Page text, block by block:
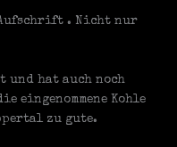
Aufschrift . Nicht nur
hat auch noch
eingenommene Kohle
zu gute.